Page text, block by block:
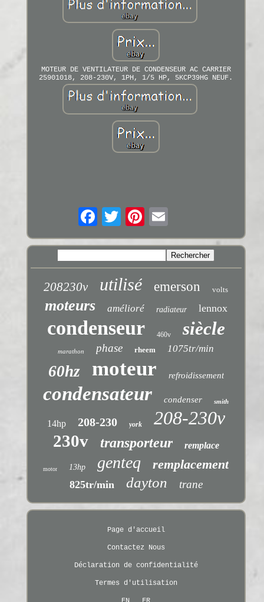
MOTEUR DE VENTILATEUR DE CONDENSEUR AC CARRIER
25901018, 208-230V, 1PH, 1/5 HP, 5KCP39HG NEUF.
208230v utilisé emerson volts
moteurs amélioré radiateur lennox
condenseur 460v siècle
marathon phase rheem 1075tr/min
60hz moteur refroidissement
condensateur condenser smith
14hp 208-230 york 208-230v
230v transporteur remplace
motor 13hp genteq remplacement
825tr/min dayton trane
Page d'accueil
Contactez Nous
Déclaration de confidentialité
Termes d'utilisation